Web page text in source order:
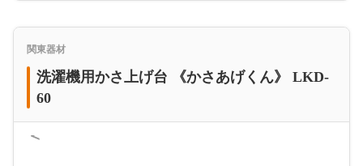
関東器材
洗濯機用かさ上げ台 《かさあげくん》 LKD-
60
＜